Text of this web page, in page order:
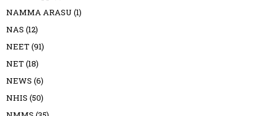
NAMMA ARASU (1)
NAS (12)
NEET(91)
NET(18)
NEWS (6)
NHIS (50)